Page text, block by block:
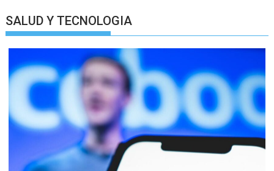
SALUD Y TECNOLOGIA